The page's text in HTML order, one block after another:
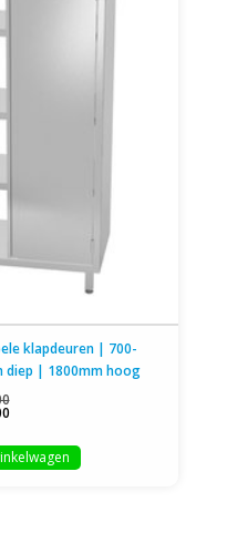
klapdeuren | 700-
diep | 1800mm hoog